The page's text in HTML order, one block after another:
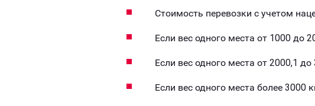
Стоимость перевозки с учетом
Если вес одного места от 1000 до
Если вес одного места от 2000,1
Если вес одного места более 3000